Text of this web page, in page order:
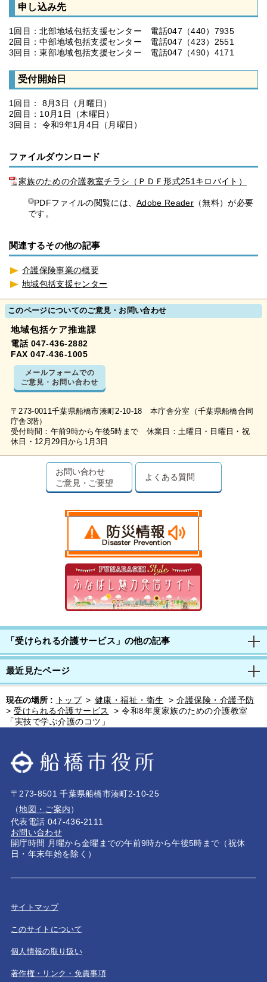
申し込み先
1回目：北部地域包括支援センター 電話047（440）7935
2回目：中部地域包括支援センター 電話047（423）2551
3回目：東部地域包括支援センター 電話047（490）4171
受付開始日
1回目： 8月3日（月曜日）
2回目：10月1日（木曜日）
3回目： 令和9年1月4日（月曜日）
ファイルダウンロード
家族のための介護教室チラシ（ＰＤＦ形式251キロバイト）
PDFファイルの閲覧には、Adobe Reader （無料）が必要
です。
関連するその他の記事
介護保険事業の概要
地域包括支援センター
このページについてのご意見・お問い合わせ
地域包括ケア推進課
電話 047-436-2882
FAX 047-436-1005
メールフォームでの
ご意見・お問い合わせ
〒273-0011千葉県船橋市湊町2-10-18 本庁舎分室（千葉県船橋合同
庁舎3階）
受付時間：午前9時から午後5時まで 休業日：土曜日・日曜日・祝
休日・12月29日から1月3日
お問い合わせ
ご意見・ご要望
よくある質問
「受けられる介護サービス」の他の記事
最近見たページ
現在の場所 : トップ > 健康・福祉・衛生 > 介護保険・介護予防
> 受けられる介護サービス > 令和8年度家族のための介護教室
「実技で学ぶ介護のコツ」
〒273-8501 千葉県船橋市湊町2-10-25
（地図・ご案内）
代表電話 047-436-2111
お問い合わせ
開庁時間 月曜から金曜までの午前9時から午後5時まで（祝休
日・年末年始を除く）
サイトマップ
このサイトについて
個人情報の取り扱い
著作権・リンク・免責事項